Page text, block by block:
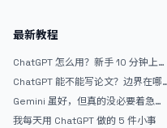
最新教程
ChatGPT 怎么用？新手 10 分钟上手
ChatGPT 能不能写论文？边界在哪
Gemini 虽好，但真的没必要着急放
弃 ChatGPT
我每天用 ChatGPT 做的 5 件小事